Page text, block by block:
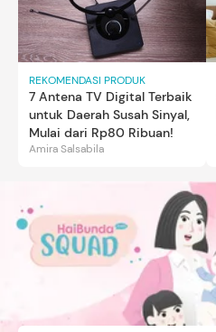
REKOMENDASI PRODUK
7 Antena TV Digital Terbaik
untuk Daerah Susah Sinyal,
Mulai dari Rp80 Ribuan!
Amira Salsabila